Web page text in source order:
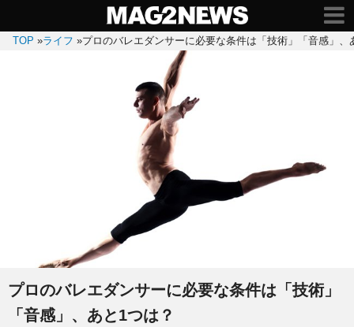
TOP »ライフ »プロのバレエダンサーに必要な条件は「技術」「音感」、
プロのバレエダンサーに必要な条件は「技術」
「音感」、あと1つは？